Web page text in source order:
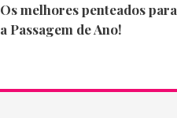
Os melhores penteados para
a Passagem de Ano!